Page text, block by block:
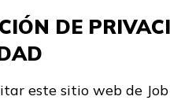
de la carrera
DE
este sitio web de Job